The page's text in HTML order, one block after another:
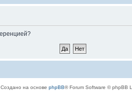
Создано на основе phpBB® Forum Software © phpBB